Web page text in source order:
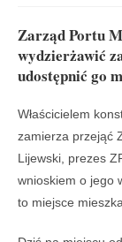
Zarząd Portu
wydzierżawić
udostępnić go
Właścicielem
zamierza przejąć
Lijewski, prezes
wnioskiem o jego
to miejsce